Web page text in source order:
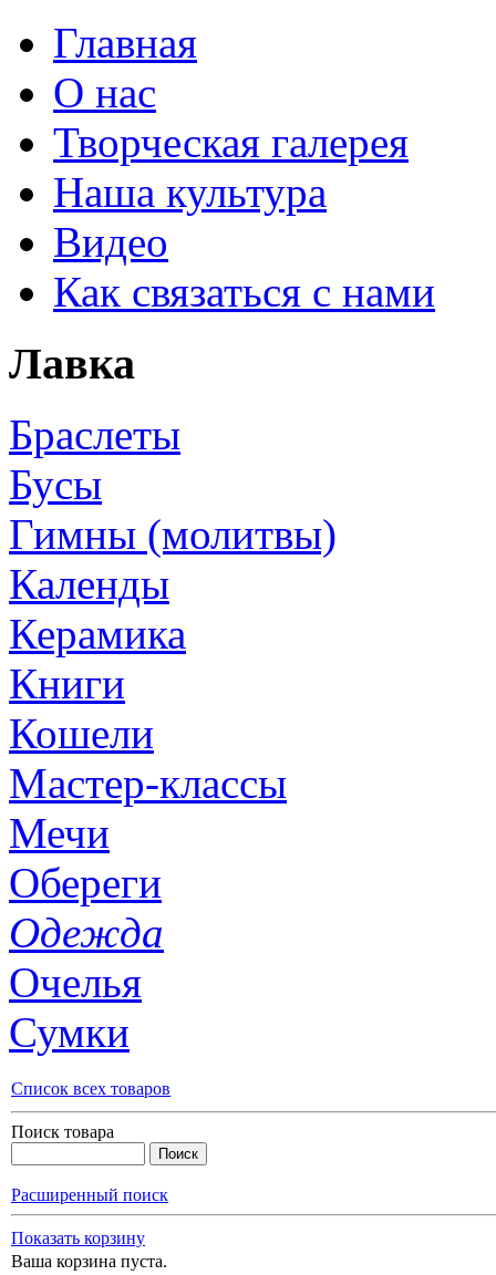
Главная
О нас
Творческая галерея
Наша культура
Видео
Как связаться с нами
Лавка
Браслеты
Бусы
Гимны (молитвы)
Календы
Керамика
Книги
Кошели
Мастер-классы
Мечи
Обереги
Одежда
Очелья
Сумки
Список всех товаров
Поиск товара
Расширенный поиск
Показать корзину
Ваша корзина пуста.